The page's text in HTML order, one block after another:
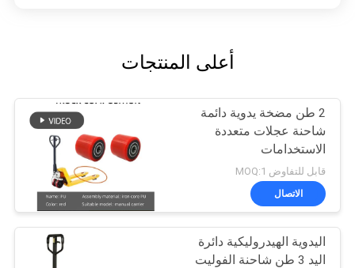
أعلى المنتجات
2 طن مضخة يدوية دائمة
شاحنة عجلات متعددة
الاستخدامات
قابل للتفاوض MOQ:1
الاتصال
اليدوية الهيدروليكية دائرة
اليد 3 طن شاحنة الفوليت